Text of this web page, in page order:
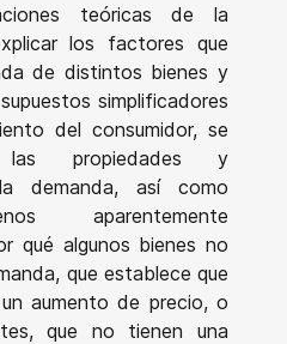
teóricas de la
los factores que
de distintos bienes y
simplificadores
del consumidor, se
las propiedades y
demanda, así como
aparentemente
qué algunos bienes no
que establece que
aumento de precio, o
que no tienen una